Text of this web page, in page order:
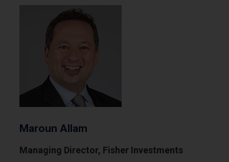
Maroun Allam
Managing Director, Fisher Investments